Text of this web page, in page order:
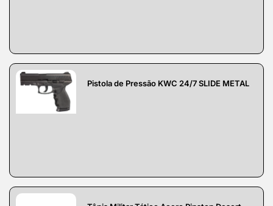
Pistola de Pressão KWC 24/7 SLIDE METAL